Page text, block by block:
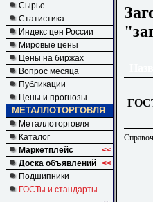
Сырье
Статистика
Индекс цен России
Мировые цены
Цены на биржах
Вопрос месяца
Публикации
Цены и прогнозы
МЕТАЛЛОТОРГОВЛЯ
Металлоторговля
Каталог
Маркетплейс
<<
Доска объявлений <<
Подшипники
ГОСТы и стандарты